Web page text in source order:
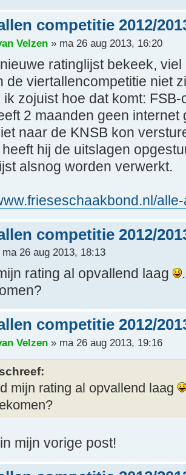
competitie 2012/
Velzen » ma 26 aug 2013, 16:20
ratinglijst bekeek,
de viertallencompetitie niet
ik zojuist hoe dat komt:
2 maanden geen internet
naar de KNSB kon
hij de uitslagen
alsnog worden verwerkt.
competitie 2012/
ma 26 aug 2013, 18:13
rating al opvallend laag
competitie 2012/
Velzen » ma 26 aug 2013, 19:16
mijn rating al opvallend laag
mijn vorige post!